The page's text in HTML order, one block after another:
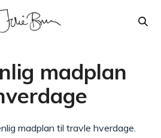
madplan
madplan til travle hverdage.